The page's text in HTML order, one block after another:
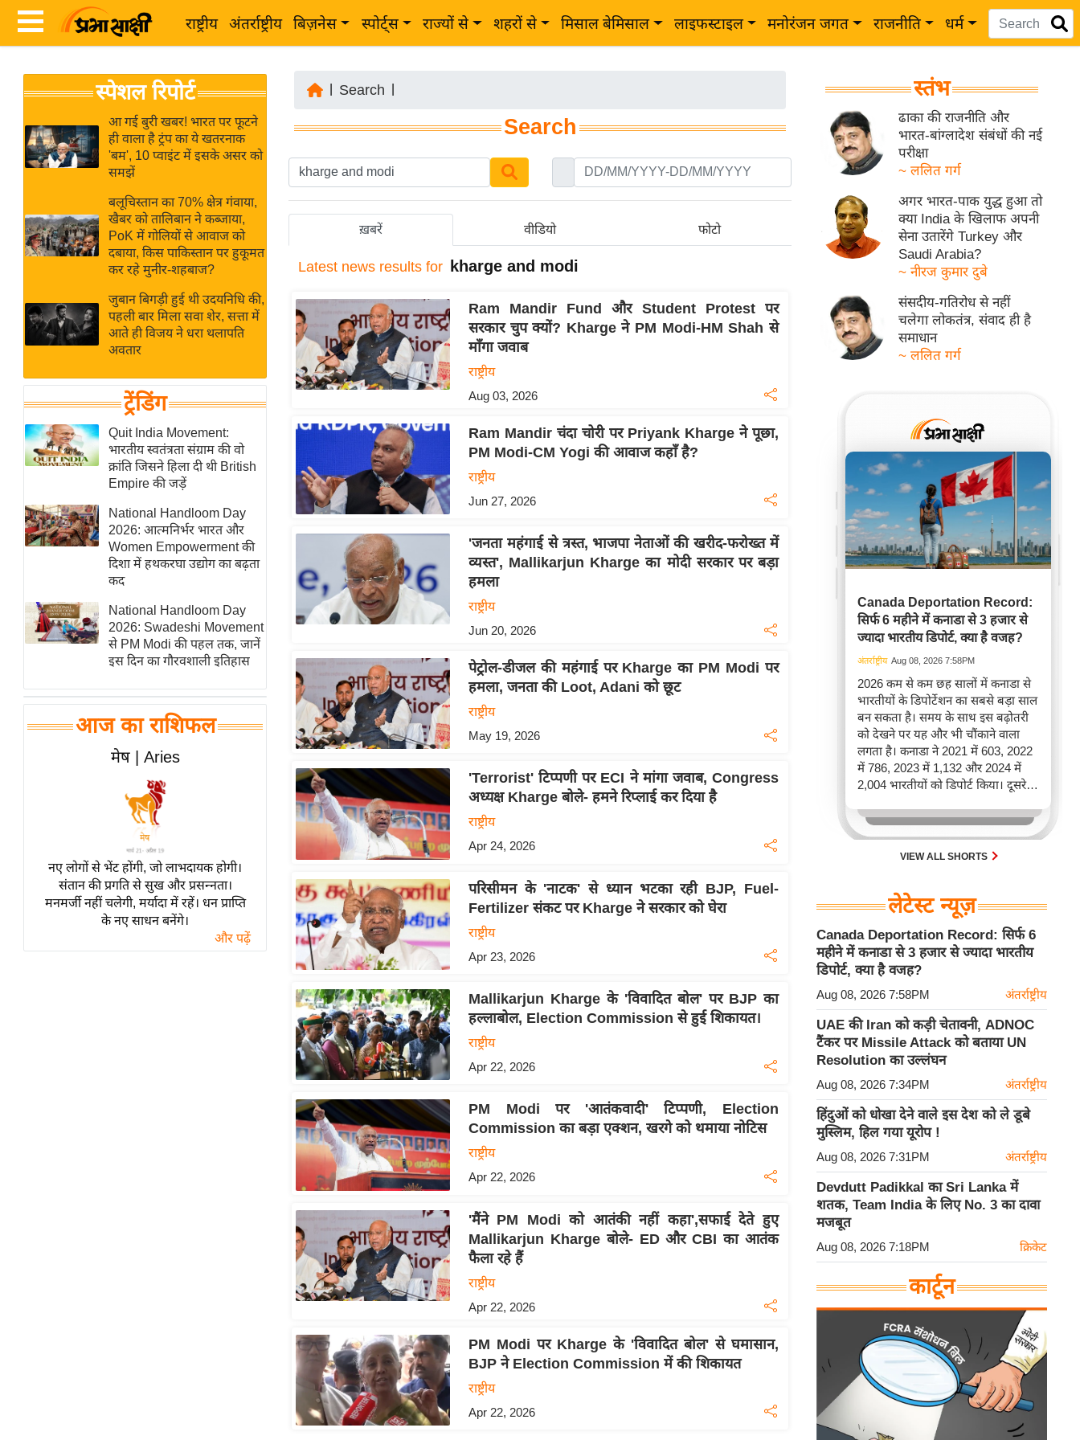
राष्ट्रीय अंतर्राष्ट्रीय बिज़नेस स्पोर्ट्स राज्यों से शहरों से मिसाल बेमिसाल लाइफस्टाइल मनोरंजन जगत राजनीति धर्म
News
Hindi
Live
News in
Hindi
News
Hindi
Videos
ख
ब
र
अंतर्राष्ट्रीय
बिज़नेस
विशेषज्ञ
राय
खेल
क्रिकेट
IPL
2026
ई-पेपर
मिसाल बेमिसाल
शख्सियत
यंग इंडिया
साहित्य जगत
ऑटो वर्ल्ड
न्यूज ब्रीफ
बॉलीवुड
हॉलीवुड
फिल्म समीक्षा
लाइफस्टाइल
टेक्नॉलॉजी
ब्यूटी/फैशन
घरेलू नुस्खे
पर्यटन स्थल
फिटनेस मंत्रा
स्पेशल रिपोर्ट
आ गई बुरी खबर! भारत पर फूटने
ही वाला है ट्रंप का ये खतरनाक
'बम', 10 प्वाइंट में इसके असर को
समझें
बलूचिस्तान का 70% क्षेत्र गंवाया,
खैबर को तालिबान ने कब्जाया,
PoK में गोलियों से आवाज को
दबाया, किस पाकिस्तान पर हुकूमत
कर रहे मुनीर-शहबाज?
जुबान बिगड़ी हुई थी उदयनिधि की,
पहली बार मिला सवा शेर, सत्ता में
आते ही विजय ने धरा थलापति
अवतार
ट्रेंडिंग
Quit India Movement:
भारतीय स्वतंत्रता संग्राम की वो
क्रांति जिसने हिला दी थी British
Empire की जड़ें
National Handloom Day
2026: आत्मनिर्भर भारत और
Women Empowerment की
दिशा में हथकरघा उद्योग का बढ़ता
कद
National Handloom Day
2026: Swadeshi Movement
से PM Modi की पहल तक, जानें
इस दिन का गौरवशाली इतिहास
आज का राशिफल
मेष | Aries
नए लोगों से भेंट होंगी, जो लाभदायक होगी।
संतान की प्रगति से सुख और प्रसन्नता।
मनमर्जी नहीं चलेगी, मर्यादा में रहें। धन प्राप्ति
के नए साधन बनेंगे।
और पढ़ें
Search
Search
ख़बरें वीडियो फोटो
Latest news results for kharge and modi
Ram Mandir Fund और Student Protest पर
सरकार चुप क्यों? Kharge ने PM Modi-HM Shah से
माँगा जवाब
राष्ट्रीय
Aug 03, 2026
Ram Mandir चंदा चोरी पर Priyank Kharge ने पूछा,
PM Modi-CM Yogi की आवाज कहाँ है?
राष्ट्रीय
Jun 27, 2026
'जनता महंगाई से त्रस्त, भाजपा नेताओं की खरीद-फरोख्त में
व्यस्त', Mallikarjun Kharge का मोदी सरकार पर बड़ा
हमला
राष्ट्रीय
Jun 20, 2026
पेट्रोल-डीजल की महंगाई पर Kharge का PM Modi पर
हमला, जनता की Loot, Adani को छूट
राष्ट्रीय
May 19, 2026
'Terrorist' टिप्पणी पर ECI ने मांगा जवाब, Congress
अध्यक्ष Kharge बोले- हमने रिप्लाई कर दिया है
राष्ट्रीय
Apr 24, 2026
परिसीमन के 'नाटक' से ध्यान भटका रही BJP, Fuel-
Fertilizer संकट पर Kharge ने सरकार को घेरा
राष्ट्रीय
Apr 23, 2026
Mallikarjun Kharge के 'विवादित बोल' पर BJP का
हल्लाबोल, Election Commission से हुई शिकायत।
राष्ट्रीय
Apr 22, 2026
PM Modi पर 'आतंकवादी' टिप्पणी, Election
Commission का बड़ा एक्शन, खरगे को थमाया नोटिस
राष्ट्रीय
Apr 22, 2026
'मैंने PM Modi को आतंकी नहीं कहा',सफाई देते हुए
Mallikarjun Kharge बोले- ED और CBI का आतंक
फैला रहे हैं
राष्ट्रीय
Apr 22, 2026
PM Modi पर Kharge के 'विवादित बोल' से घमासान,
BJP ने Election Commission में की शिकायत
राष्ट्रीय
Apr 22, 2026
स्तंभ
ढाका की राजनीति और
भारत-बांग्लादेश संबंधों की नई
परीक्षा
~ ललित गर्ग
अगर भारत-पाक युद्ध हुआ तो
क्या India के खिलाफ अपनी
सेना उतारेंगे Turkey और
Saudi Arabia?
~ नीरज कुमार दुबे
संसदीय-गतिरोध से नहीं
चलेगा लोकतंत्र, संवाद ही है
समाधान
~ ललित गर्ग
Canada Deportation Record:
सिर्फ 6 महीने में कनाडा से 3 हजार से
ज्यादा भारतीय डिपोर्ट, क्या है वजह?
अंतर्राष्ट्रीय Aug 08, 2026 7:58PM
2026 कम से कम छह सालों में कनाडा से
भारतीयों के डिपोर्टेशन का सबसे बड़ा साल
बन सकता है। समय के साथ इस बढ़ोतरी
को देखने पर यह और भी चौंकाने वाला
लगता है। कनाडा ने 2021 में 603, 2022
में 786, 2023 में 1,132 और 2024 में
2,004 भारतीयों को डिपोर्ट किया। दूसरे
पूरे साल की तुलना में 2026 की पहली
छमाही में ज़्यादा भारतीयों को वापस भेजा
VIEW ALL SHORTS
लेटेस्ट न्यूज़
Canada Deportation Record: सिर्फ 6
महीने में कनाडा से 3 हजार से ज्यादा भारतीय
डिपोर्ट, क्या है वजह?
Aug 08, 2026 7:58PM अंतर्राष्ट्रीय
UAE की Iran को कड़ी चेतावनी, ADNOC
टैंकर पर Missile Attack को बताया UN
Resolution का उल्लंघन
Aug 08, 2026 7:34PM अंतर्राष्ट्रीय
हिंदुओं को धोखा देने वाले इस देश को ले डूबे
मुस्लिम, हिल गया यूरोप !
Aug 08, 2026 7:31PM अंतर्राष्ट्रीय
Devdutt Padikkal का Sri Lanka में
शतक, Team India के लिए No. 3 का दावा
मजबूत
Aug 08, 2026 7:18PM क्रिकेट
कार्टून